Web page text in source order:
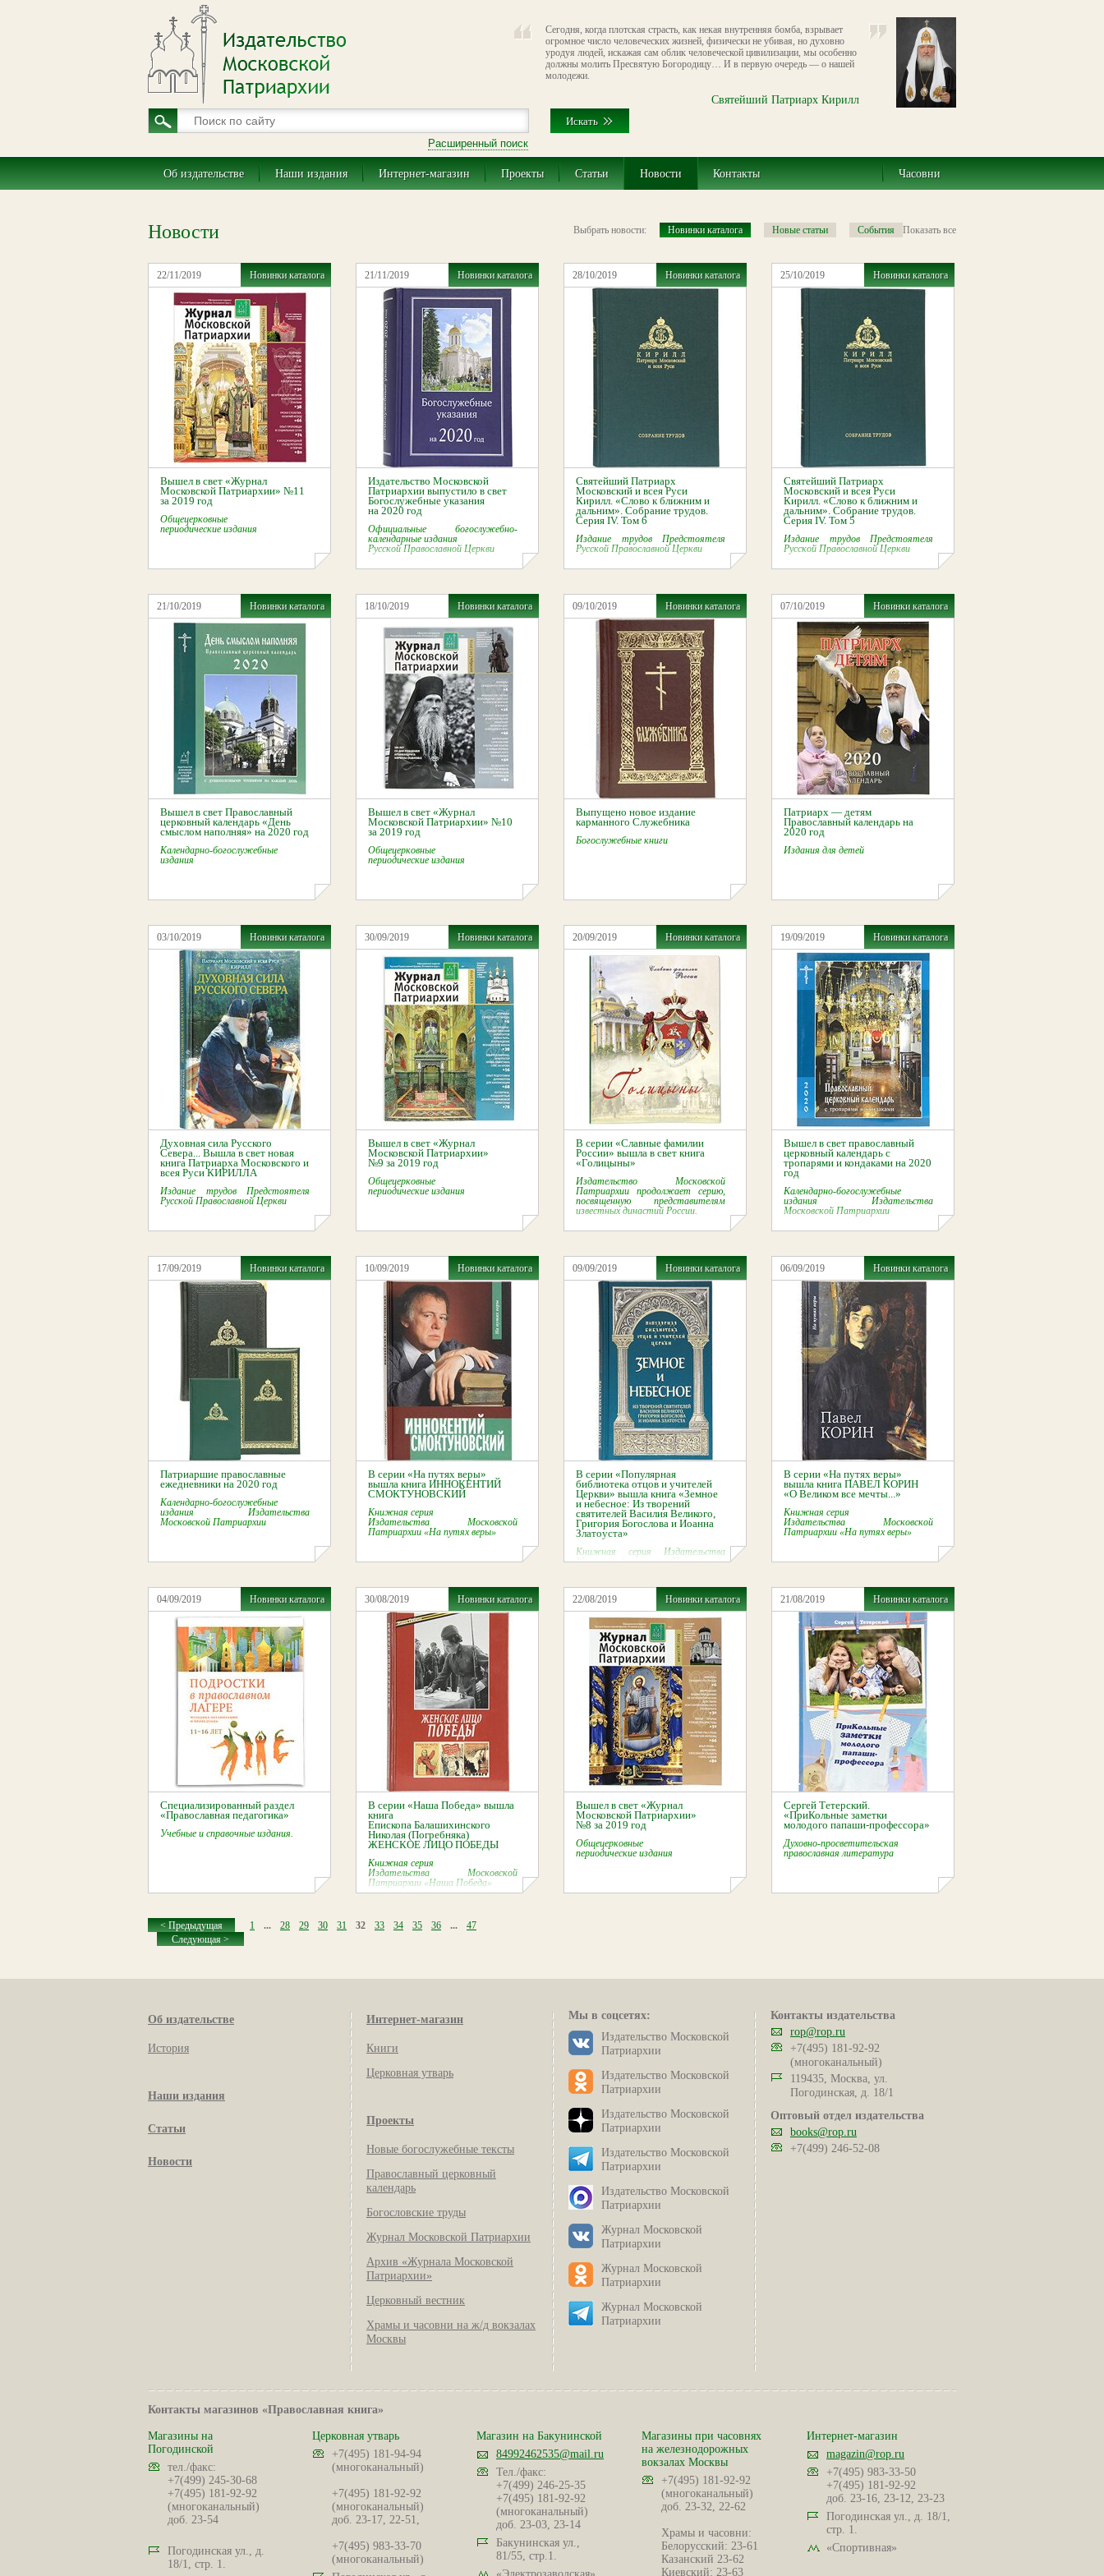
Сегодня, когда плотская страсть, как некая внутренняя бомба, взрывает
огромное число человеческих жизней, физически не убивая, но духовно
уродуя людей, искажая сам облик человеческой цивилизации, мы особенно
должны молить Пресвятую Богородицу… И в первую очередь — о нашей
молодежи.
Святейший Патриарх Кирилл
Расширенный поиск
Об издательстве Наши издания Интернет-магазин Проекты Статьи Новости Контакты Часовни
Новости Выбрать новости: Новинки каталога Новые статьи События Показать все
22/11/2019 Новинки каталога
Вышел в свет «Журнал
Московской Патриархии» №11
за 2019 год
Общецерковные
периодические издания
21/11/2019 Новинки каталога
Издательство Московской
Патриархии выпустило в свет
Богослужебные указания
на 2020 год
Официальные богослужебно-
календарные издания
Русской Православной Церкви
28/10/2019 Новинки каталога
Святейший Патриарх
Московский и всея Руси
Кирилл. «Слово к ближним и
дальним». Собрание трудов.
Серия IV. Том 6
Издание трудов Предстоятеля
Русской Православной Церкви
25/10/2019 Новинки каталога
Святейший Патриарх
Московский и всея Руси
Кирилл. «Слово к ближним и
дальним». Собрание трудов.
Серия IV. Том 5
Издание трудов Предстоятеля
Русской Православной Церкви
21/10/2019 Новинки каталога
Вышел в свет Православный
церковный календарь «День
смыслом наполняя» на 2020 год
Календарно-богослужебные
издания
18/10/2019 Новинки каталога
Вышел в свет «Журнал
Московской Патриархии» №10
за 2019 год
Общецерковные
периодические издания
09/10/2019 Новинки каталога
Выпущено новое издание
карманного Служебника
Богослужебные книги
07/10/2019 Новинки каталога
Патриарх — детям
Православный календарь на
2020 год
Издания для детей
03/10/2019 Новинки каталога
Духовная сила Русского
Севера... Вышла в свет новая
книга Патриарха Московского и
всея Руси КИРИЛЛА
Издание трудов Предстоятеля
Русской Православной Церкви
30/09/2019 Новинки каталога
Вышел в свет «Журнал
Московской Патриархии»
№9 за 2019 год
Общецерковные
периодические издания
20/09/2019 Новинки каталога
В серии «Славные фамилии
России» вышла в свет книга
«Голицыны»
Издательство Московской
Патриархии продолжает серию,
посвященную представителям
известных династий России.
19/09/2019 Новинки каталога
Вышел в свет православный
церковный календарь с
тропарями и кондаками на 2020
год
Календарно-богослужебные
издания Издательства
Московской Патриархии
17/09/2019 Новинки каталога
Патриаршие православные
ежедневники на 2020 год
Календарно-богослужебные
издания Издательства
Московской Патриархии
10/09/2019 Новинки каталога
В серии «На путях веры»
вышла книга ИННОКЕНТИЙ
СМОКТУНОВСКИЙ
Книжная серия
Издательства Московской
Патриархии «На путях веры»
09/09/2019 Новинки каталога
В серии «Популярная
библиотека отцов и учителей
Церкви» вышла книга «Земное
и небесное: Из творений
святителей Василия Великого,
Григория Богослова и Иоанна
Златоуста»
Книжная серия Издательства
Московской Патриархии
06/09/2019 Новинки каталога
В серии «На путях веры»
вышла книга ПАВЕЛ КОРИН
«О Великом все мечты...»
Книжная серия
Издательства Московской
Патриархии «На путях веры»
04/09/2019 Новинки каталога
Специализированный раздел
«Православная педагогика»
Учебные и справочные издания.
30/08/2019 Новинки каталога
В серии «Наша Победа» вышла
книга
Епископа Балашихинского
Николая (Погребняка)
ЖЕНСКОЕ ЛИЦО ПОБЕДЫ
Книжная серия
Издательства Московской
Патриархии «Наша Победа»
22/08/2019 Новинки каталога
Вышел в свет «Журнал
Московской Патриархии»
№8 за 2019 год
Общецерковные
периодические издания
21/08/2019 Новинки каталога
Сергей Тетерский.
«ПриКольные заметки
молодого папаши-профессора»
Духовно-просветительская
православная литература
< Предыдущая 1 ... 28 29 30 31 32 33 34 35 36 ...
47
Следующая >
Об издательстве
История
Наши издания
Статьи
Новости
Интернет-магазин
Книги
Церковная утварь
Проекты
Новые богослужебные тексты
Православный церковный
календарь
Богословские труды
Журнал Московской Патриархии
Архив «Журнала Московской
Патриархии»
Церковный вестник
Храмы и часовни на ж/д вокзалах
Москвы
Мы в соцсетях:
Издательство Московской
Патриархии
Издательство Московской
Патриархии
Издательство Московской
Патриархии
Издательство Московской
Патриархии
Издательство Московской
Патриархии
Журнал Московской
Патриархии
Журнал Московской
Патриархии
Журнал Московской
Патриархии
Контакты издательства
rop@rop.ru
+7(495) 181-92-92
(многоканальный)
119435, Москва, ул.
Погодинская, д. 18/1
Оптовый отдел издательства
books@rop.ru
+7(499) 246-52-08
Контакты магазинов «Православная книга»
Магазины на
Погодинской
тел./факс:
+7(499) 245-30-68
+7(495) 181-92-92
(многоканальный)
доб. 23-54
Погодинская ул., д.
18/1, стр. 1.
Церковная утварь
+7(495) 181-94-94
(многоканальный)
+7(495) 181-92-92
(многоканальный)
доб. 23-17, 22-51,
+7(495) 983-33-70
(многоканальный)
Магазин на Бакунинской
84992462535@mail.ru
Тел./факс:
+7(499) 246-25-35
+7(495) 181-92-92
(многоканальный)
доб. 23-03, 23-14
Бакунинская ул.,
81/55, стр.1.
Магазины при часовнях
на железнодорожных
вокзалах Москвы
+7(495) 181-92-92
(многоканальный)
доб. 23-32, 22-62
Храмы и часовни:
Белорусский: 23-61
Казанский 23-62
Киевский: 23-63
Интернет-магазин
magazin@rop.ru
+7(495) 983-33-50
+7(495) 181-92-92
доб. 23-16, 23-12, 23-23
Погодинская ул., д. 18/1,
стр. 1.
«Спортивная»